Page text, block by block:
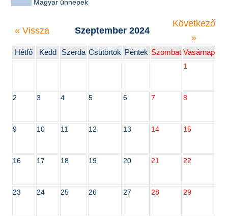
Magyar ünnepek
« Vissza Szeptember 2024
Következő
»
Hétfő Kedd Szerda Csütörtök Péntek Szombat Vasárnap
1
2 3 4 5 6 7 8
9 10 11 12 13 14 15
16 17 18 19 20 21 22
23 24 25 26 27 28 29